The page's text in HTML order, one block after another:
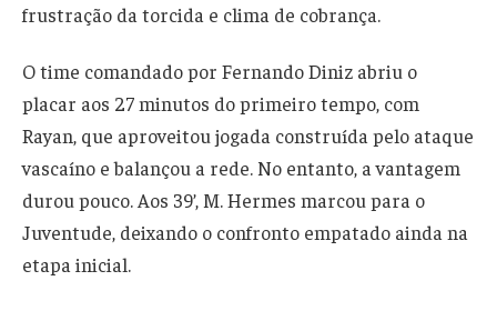
frustração da torcida e clima de cobrança.
O time comandado por Fernando Diniz abriu o
placar aos 27 minutos do primeiro tempo, com
Rayan, que aproveitou jogada construída pelo ataque
vascaíno e balançou a rede. No entanto, a vantagem
durou pouco. Aos 39’, M. Hermes marcou para o
Juventude, deixando o confronto empatado ainda na
etapa inicial.